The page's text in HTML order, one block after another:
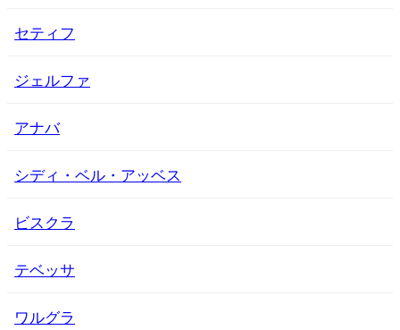
セティフ
ジェルファ
アナバ
シディ・ベル・アッベス
ビスクラ
テベッサ
ワルグラ